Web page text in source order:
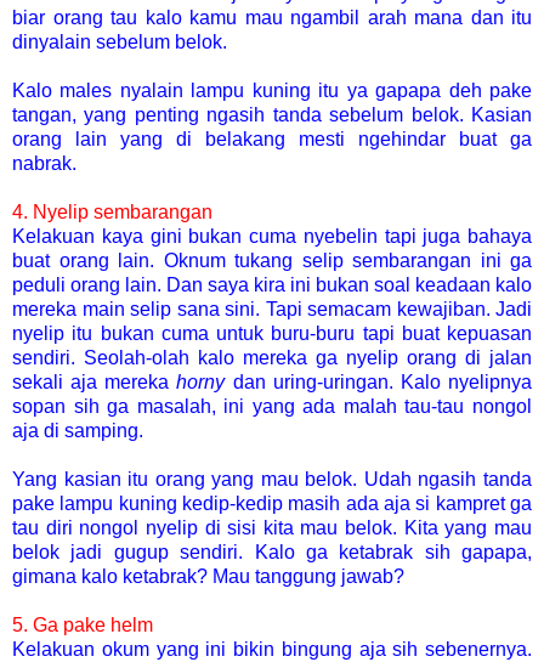
biar orang tau kalo kamu mau ngambil arah mana dan itu
dinyalain sebelum belok.
Kalo males nyalain lampu kuning itu ya gapapa deh pake
tangan, yang penting ngasih tanda sebelum belok. Kasian
orang lain yang di belakang mesti ngehindar buat ga
nabrak.
4. Nyelip sembarangan
Kelakuan kaya gini bukan cuma nyebelin tapi juga bahaya
buat orang lain. Oknum tukang selip sembarangan ini ga
peduli orang lain. Dan saya kira ini bukan soal keadaan kalo
mereka main selip sana sini. Tapi semacam kewajiban. Jadi
nyelip itu bukan cuma untuk buru-buru tapi buat kepuasan
sendiri. Seolah-olah kalo mereka ga nyelip orang di jalan
sekali aja merekahornydan uring-uringan. Kalo nyelipnya
sopan sih ga masalah, ini yang ada malah tau-tau nongol
aja di samping.
Yang kasian itu orang yang mau belok. Udah ngasih tanda
pake lampu kuning kedip-kedip masih ada aja si kampret ga
tau diri nongol nyelip di sisi kita mau belok. Kita yang mau
belok jadi gugup sendiri. Kalo ga ketabrak sih gapapa,
gimana kalo ketabrak? Mau tanggung jawab?
5. Ga pake helm
Kelakuan okum yang ini bikin bingung aja sih sebenernya.